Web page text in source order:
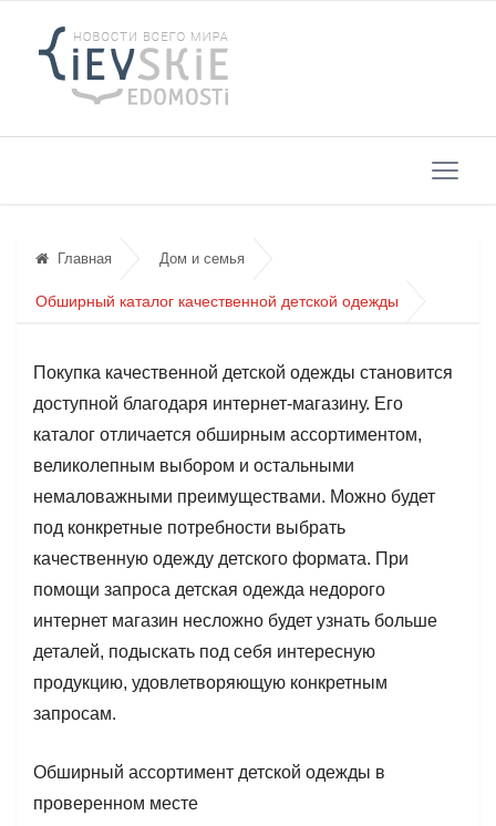
Главная Дом и семья
Обширный каталог качественной детской одежды
Покупка качественной детской одежды становится
доступной благодаря интернет-магазину. Его
каталог отличается обширным ассортиментом,
великолепным выбором и остальными
немаловажными преимуществами. Можно будет
под конкретные потребности выбрать
качественную одежду детского формата. При
помощи запроса детская одежда недорого
интернет магазин несложно будет узнать больше
деталей, подыскать под себя интересную
продукцию, удовлетворяющую конкретным
запросам.
Обширный ассортимент детской одежды в
проверенном месте